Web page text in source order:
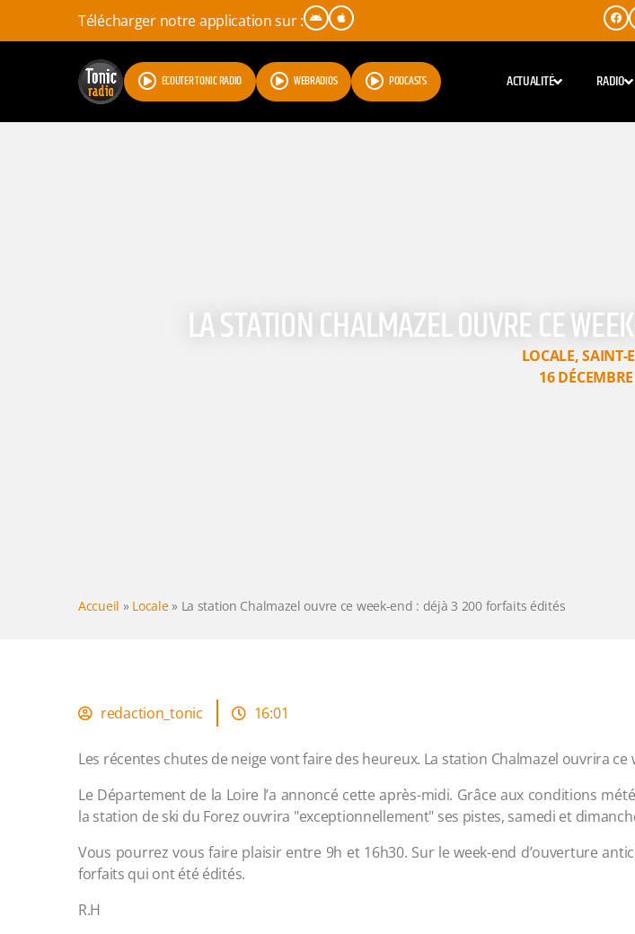
Télécharger notre application sur :
ÉCOUTER TONIC RADIO WEBRADIOS PODCASTS ACTUALITÉ RADIO
LA STATION CHALMAZEL OUVRE CE
LOCALE,SAINT-
16
Accueil » Locale» La station Chalmazel ouvre ce week-end : déjà 3 200 forfaits édités
redaction_tonic 16:01
Les récentes chutes de neige vont faire des heureux. La station Chalmazel ouvrira ce
Le Département de la Loire l’a annoncé cette après-midi. Grâce aux conditions
la station de ski du Forez ouvrira "exceptionnellement" ses pistes, samedi et
Vous pourrez vous faire plaisir entre 9h et 16h30. Sur le week-end d’ouverture
forfaits qui ont été édités.
R.H